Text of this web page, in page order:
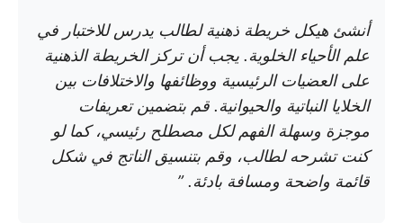
أنشئ هيكل خريطة ذهنية لطالب يدرس للاختبار في
علم الأحياء الخلوية. يجب أن تركز الخريطة الذهنية
على العضيات الرئيسية ووظائفها والاختلافات بين
الخلايا النباتية والحيوانية. قم بتضمين تعريفات
موجزة وسهلة الفهم لكل مصطلح رئيسي، كما لو
كنت تشرحه لطالب، وقم بتنسيق الناتج في شكل
قائمة واضحة ومسافة بادئة. ”